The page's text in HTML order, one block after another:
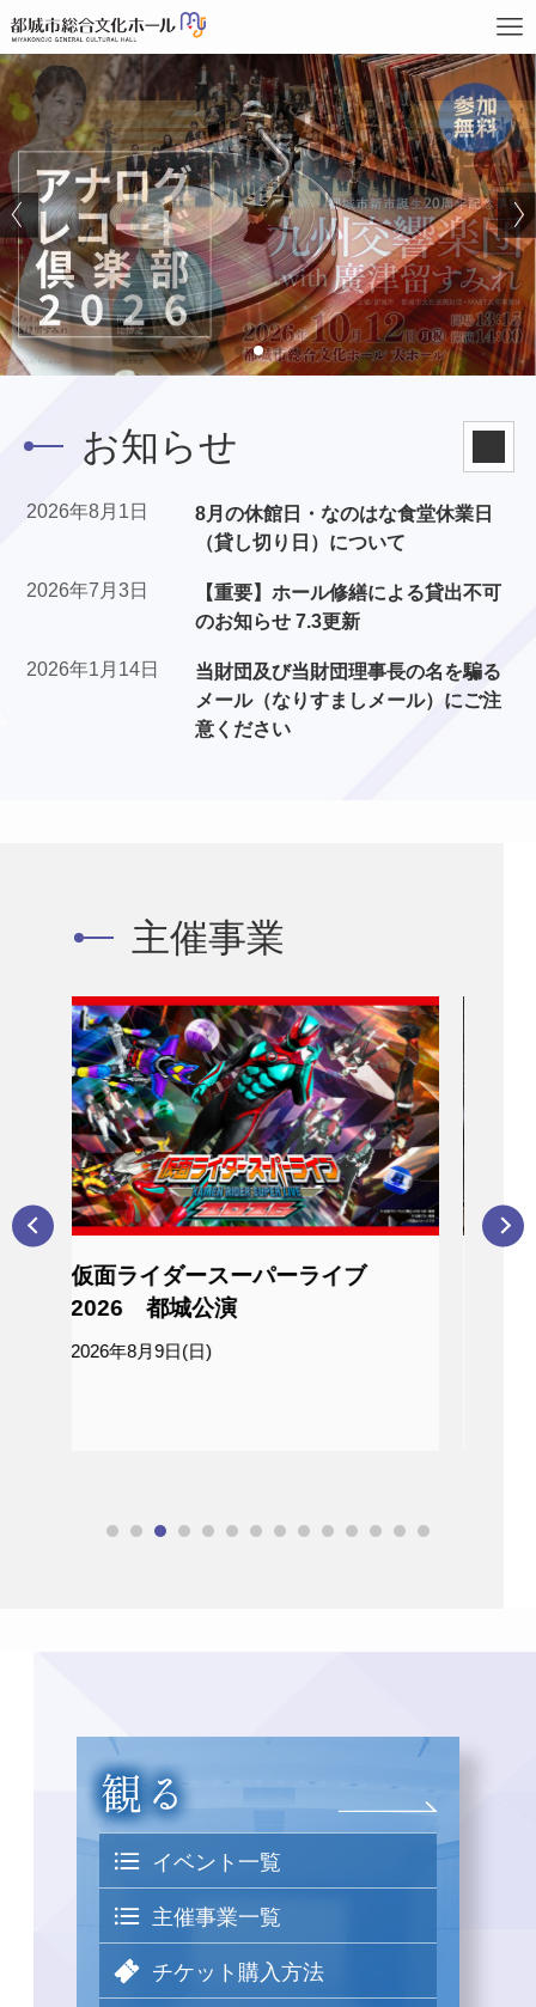
お知らせ
2026年8月1日
8月の休館日・なのはな食堂休業日
（貸し切り日）について
2026年7月3日
【重要】ホール修繕による貸出不可
のお知らせ 7.3更新
2026年1月14日
当財団及び当財団理事長の名を騙る
メール（なりすましメール）にご注
意ください
主催事業
ーパーライブ
アナログレコード倶楽部
イベント一覧
主催事業一覧
チケット購入方法